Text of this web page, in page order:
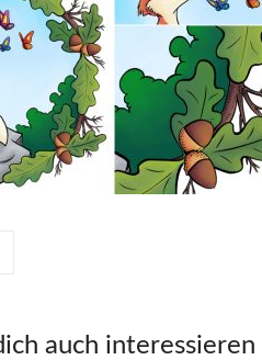
auch interessieren